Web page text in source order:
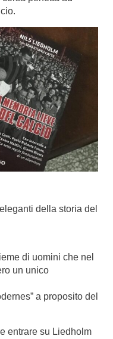
della storia del
di uomini che nel
un unico
a proposito del
entrare su Liedholm